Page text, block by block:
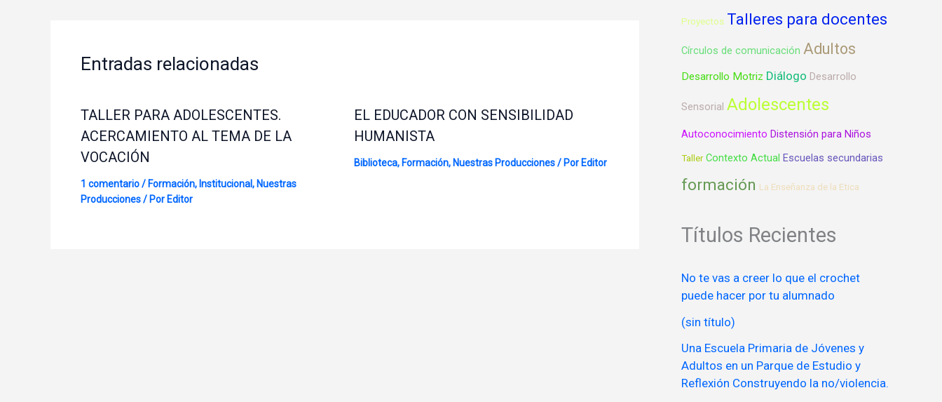
Entradas relacionadas
TALLER PARA ADOLESCENTES.
ACERCAMIENTO AL TEMA DE LA
VOCACIÓN
1 comentario / Formación, Institucional, Nuestras
Producciones/ Por Editor
EL EDUCADOR CON SENSIBILIDAD
HUMANISTA
Biblioteca, Formación, Nuestras Producciones/ Por Editor
Proyectos Talleres para docentes
Círculos de comunicación Adultos
Desarrollo Motriz Diálogo Desarrollo
Sensorial Adolescentes
Autoconocimiento Distensión para Niños
Taller Contexto Actual Escuelas secundarias
formación La Enseñanza de la Etica
Títulos Recientes
No te vas a creer lo que el crochet
puede hacer por tu alumnado
(sin título)
Una Escuela Primaria de Jóvenes y
Adultos en un Parque de Estudio y
Reflexión Construyendo la no/violencia.